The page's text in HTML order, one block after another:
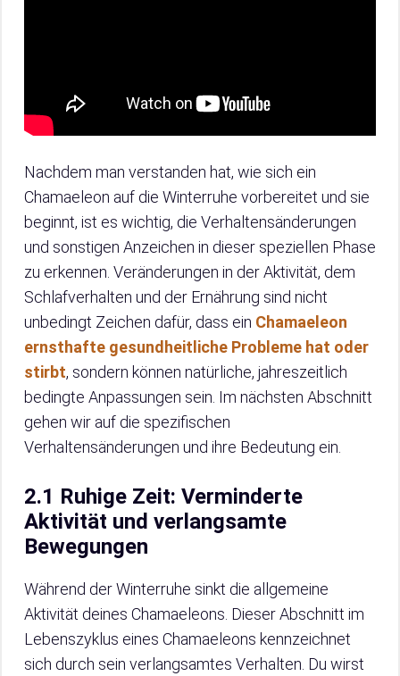
Nachdem man verstanden hat, wie sich ein
Chamaeleon auf die Winterruhe vorbereitet und sie
beginnt, ist es wichtig, die Verhaltensänderungen
und sonstigen Anzeichen in dieser speziellen Phase
zu erkennen. Veränderungen in der Aktivität, dem
Schlafverhalten und der Ernährung sind nicht
unbedingt Zeichen dafür, dass ein Chamaeleon
ernsthafte gesundheitliche Probleme hat oder
stirbt, sondern können natürliche, jahreszeitlich
bedingte Anpassungen sein. Im nächsten Abschnitt
gehen wir auf die spezifischen
Verhaltensänderungen und ihre Bedeutung ein.
2.1 Ruhige Zeit: Verminderte
Aktivität und verlangsamte
Bewegungen
Während der Winterruhe sinkt die allgemeine
Aktivität deines Chamaeleons. Dieser Abschnitt im
Lebenszyklus eines Chamaeleons kennzeichnet
sich durch sein verlangsamtes Verhalten. Du wirst